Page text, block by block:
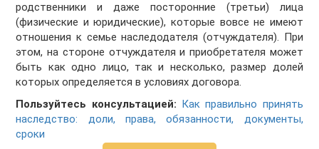
родственники и даже посторонние (третьи) лица
(физические и юридические), которые вовсе не имеют
отношения к семье наследодателя (отчуждателя). При
этом, на стороне отчуждателя и приобретателя может
быть как одно лицо, так и несколько, размер долей
которых определяется в условиях договора.
Пользуйтесь консультацией:
Как правильно принять
наследство: доли, права, обязанности, документы,
сроки